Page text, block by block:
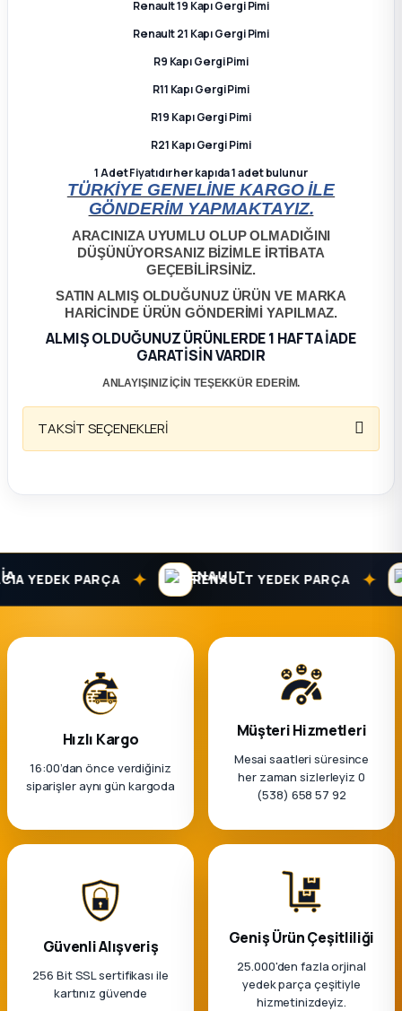
Parça
Renault 19 Kapı Gergi Pimi
Renault 21 Kapı Gergi Pimi
R9 Kapı Gergi Pimi
R11 Kapı Gergi Pimi
R19 Kapı Gergi Pimi
R21 Kapı Gergi Pimi
1 Adet Fiyatıdır her kapıda 1 adet bulunur
TÜRKİYE GENELİNE KARGO İLE
GÖNDERİM YAPMAKTAYIZ.
ARACINIZA UYUMLU OLUP OLMADIĞINI
DÜŞÜNÜYORSANIZ BİZİMLE İRTİBATA
GEÇEBİLİRSİNİZ.
SATIN ALMIŞ OLDUĞUNUZ ÜRÜN VE MARKA
HARİCİNDE ÜRÜN GÖNDERİMİ YAPILMAZ.
ALMIŞ OLDUĞUNUZ ÜRÜNLERDE 1 HAFTA İADE
GARATİSİN VARDIR
ANLAYIŞINIZ İÇİN TEŞEKKÜR EDERİM.
TAKSİT SEÇENEKLERİ
YEDEK PARÇA ✦ RENAULT YEDEK PARÇA ✦
Hızlı Kargo
16:00’dan önce verdiğiniz
siparişler aynı gün kargoda
Müşteri Hizmetleri
Mesai saatleri süresince
her zaman sizlerleyiz 0
(538) 658 57 92
Güvenli Alışveriş
256 Bit SSL sertifikası ile
kartınız güvende
Geniş Ürün Çeşitliliği
25.000'den fazla orjinal
yedek parça çeşitiyle
hizmetinizdeyiz.